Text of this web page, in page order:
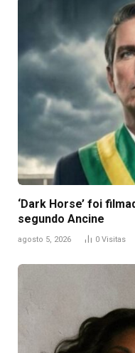
‘Dark Horse’ foi
segundo Ancine
agosto 5, 2026 0 Visitas